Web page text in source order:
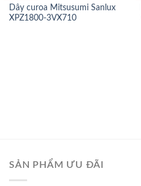
Dây curoa Mitsusumi Sanlux
XPZ1800-3VX710
SẢN PHẨM ƯU ĐÃI